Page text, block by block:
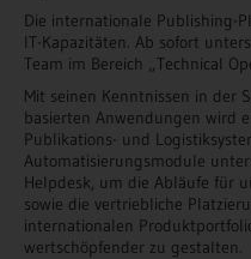
Die internationale Publishing-
IT-Kapazitäten. Ab sofort
Team im Bereich „Technical
Mit seinen Kenntnissen in der
basierten Anwendungen wird
Publikations- und
Automatisierungsmodule
Helpdesk, um die Abläufe für
sowie die vertriebliche
internationalen
wertschöpfender zu gestalten.